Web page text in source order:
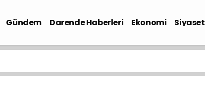
Gündem Darende Haberleri Ekonomi
Siyaset